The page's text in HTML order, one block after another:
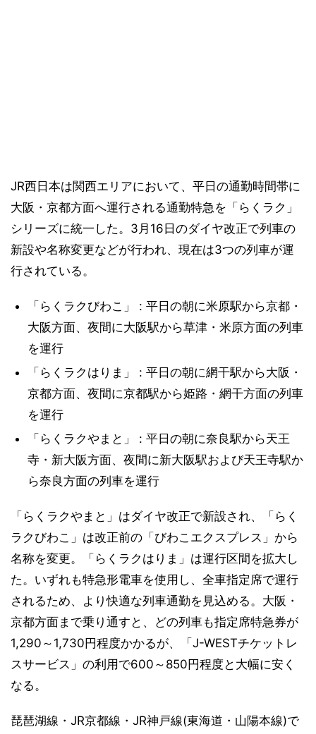
JR西日本は関西エリアにおいて、平日の通勤時間帯に
大阪・京都方面へ運行される通勤特急を「らくラク」
シリーズに統一した。3月16日のダイヤ改正で列車の
新設や名称変更などが行われ、現在は3つの列車が運
行されている。
「らくラクびわこ」 : 平日の朝に米原駅から京都・
大阪方面、夜間に大阪駅から草津・米原方面の列車
を運行
「らくラクはりま」 : 平日の朝に網干駅から大阪・
京都方面、夜間に京都駅から姫路・網干方面の列車
を運行
「らくラクやまと」 : 平日の朝に奈良駅から天王
寺・新大阪方面、夜間に新大阪駅および天王寺駅か
ら奈良方面の列車を運行
「らくラクやまと」はダイヤ改正で新設され、「らく
ラクびわこ」は改正前の「びわこエクスプレス」から
名称を変更。「らくラクはりま」は運行区間を拡大し
た。いずれも特急形電車を使用し、全車指定席で運行
されるため、より快適な列車通勤を見込める。大阪・
京都方面まで乗り通すと、どの列車も指定席特急券が
1,290～1,730円程度かかるが、「J-WESTチケットレ
スサービス」の利用で600～850円程度と大幅に安く
なる。
琵琶湖線・JR京都線・JR神戸線(東海道・山陽本線)で